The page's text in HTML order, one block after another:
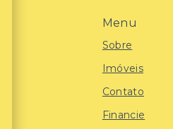
Menu
Sobre
Imóveis
Contato
Financie